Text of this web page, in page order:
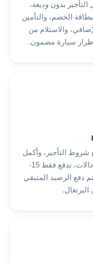
بدون وديعة،
الخصم، والتأمين
والاستلام من
طراز سيارة مضمون.
شروط التأجير، وأكمل
حجزك عبر الإنترنت. في معظم الحالات، تدفع فقط 15-
دفع الرصيد المتبقي